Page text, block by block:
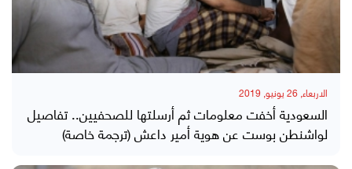
الاربعاء, 26 يونيو, 2019
السعودية أخفت معلومات ثم أرسلتها للصحفيين.. تفاصيل
لواشنطن بوست عن هوية أمير داعش (ترجمة خاصة)